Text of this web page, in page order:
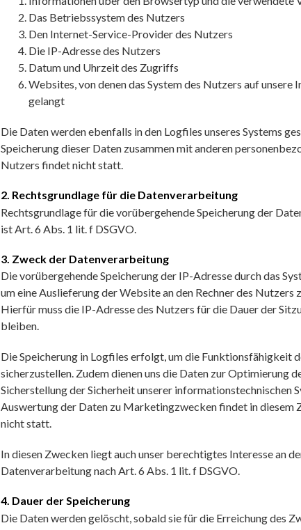
Das Betriebssystem des Nutzers
Den Internet-Service-Provider des Nutzers
Die IP-Adresse des Nutzers
Datum und Uhrzeit des Zugriffs
Websites, von denen das System des Nutzers auf unsere
gelangt
Die Daten werden ebenfalls in den Logfiles unseres Systems
Speicherung dieser Daten zusammen mit anderen
Nutzers findet nicht statt.
2. Rechtsgrundlage für die Datenverarbeitung
Rechtsgrundlage für die vorübergehende Speicherung der
ist Art. 6 Abs. 1 lit. f DSGVO.
3. Zweck der Datenverarbeitung
Die vorübergehende Speicherung der IP-Adresse durch das
um eine Auslieferung der Website an den Rechner des Nutzers
Hierfür muss die IP-Adresse des Nutzers für die Dauer der
bleiben.
Die Speicherung in Logfiles erfolgt, um die Funktionsfähigkeit
sicherzustellen. Zudem dienen uns die Daten zur Optimierung
Sicherstellung der Sicherheit unserer informationstechnischen
Auswertung der Daten zu Marketingzwecken findet in diesem
nicht statt.
In diesen Zwecken liegt auch unser berechtigtes Interesse an
Datenverarbeitung nach Art. 6 Abs. 1 lit. f DSGVO.
4. Dauer der Speicherung
Die Daten werden gelöscht, sobald sie für die Erreichung des